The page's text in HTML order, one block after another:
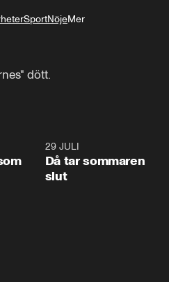
SportNöjeMer
dött.
29 JULI
Då tar sommaren
slut